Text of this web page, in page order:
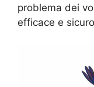
problema dei
efficace e